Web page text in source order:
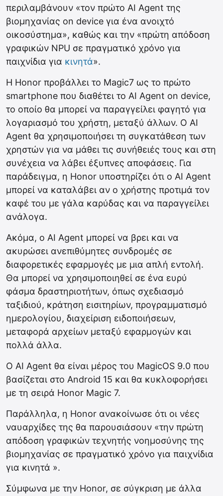
περιλαμβάνουν «τον πρώτο AI Αgent της
βιομηχανίας on device για ένα ανοιχτό
οικοσύστημα», καθώς και την «πρώτη απόδοση
γραφικών NPU σε πραγματικό χρόνο για
παιχνίδια για κινητά».
Η Honor προβάλλει το Magic7 ως το πρώτο
smartphone που διαθέτει το AI Agent on device,
το οποίο θα μπορεί να παραγγείλει φαγητό για
λογαριασμό του χρήστη, μεταξύ άλλων. Ο AI
Agent θα χρησιμοποιήσει τη συγκατάθεση των
χρηστών για να μάθει τις συνήθειές τους και στη
συνέχεια να λάβει έξυπνες αποφάσεις. Για
παράδειγμα, η Honor υποστηρίζει ότι ο AI Agent
μπορεί να καταλάβει αν ο χρήστης προτιμά τον
καφέ του με γάλα καρύδας και να παραγγείλει
ανάλογα.
Ακόμα, ο AI Agent μπορεί να βρει και να
ακυρώσει ανεπιθύμητες συνδρομές σε
διαφορετικές εφαρμογές με μια απλή εντολή.
Θα μπορεί να χρησιμοποιηθεί σε ένα ευρύ
φάσμα δραστηριοτήτων, όπως σχεδιασμό
ταξιδιού, κράτηση εισιτηρίων, προγραμματισμό
ημερολογίου, διαχείριση ειδοποιήσεων,
μεταφορά αρχείων μεταξύ εφαρμογών και
πολλά άλλα.
Ο AI Agent θα είναι μέρος του MagicOS 9.0 που
βασίζεται στο Android 15 και θα κυκλοφορήσει
με τη σειρά Honor Magic 7.
Παράλληλα, η Honor ανακοίνωσε ότι οι νέες
ναυαρχίδες της θα παρουσιάσουν «την πρώτη
απόδοση γραφικών τεχνητής νοημοσύνης της
βιομηχανίας σε πραγματικό χρόνο για παιχνίδια
για κινητά ».
Σύμφωνα με την Honor, σε σύγκριση με άλλα